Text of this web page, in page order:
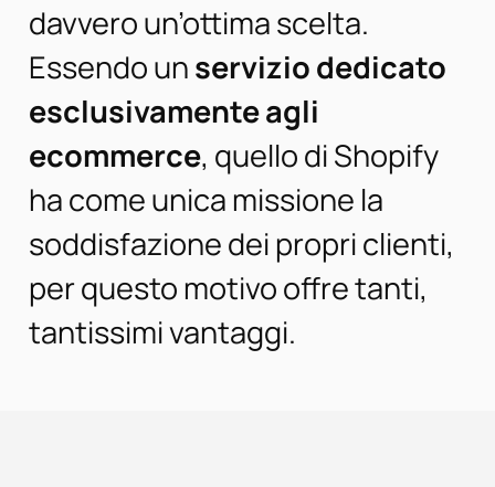
davvero un’ottima scelta.
Essendo unservizio dedicato
esclusivamente agli
ecommerce, quello di Shopify
ha come unica missione la
soddisfazione dei propri clienti,
per questo motivo offre tanti,
tantissimi vantaggi.